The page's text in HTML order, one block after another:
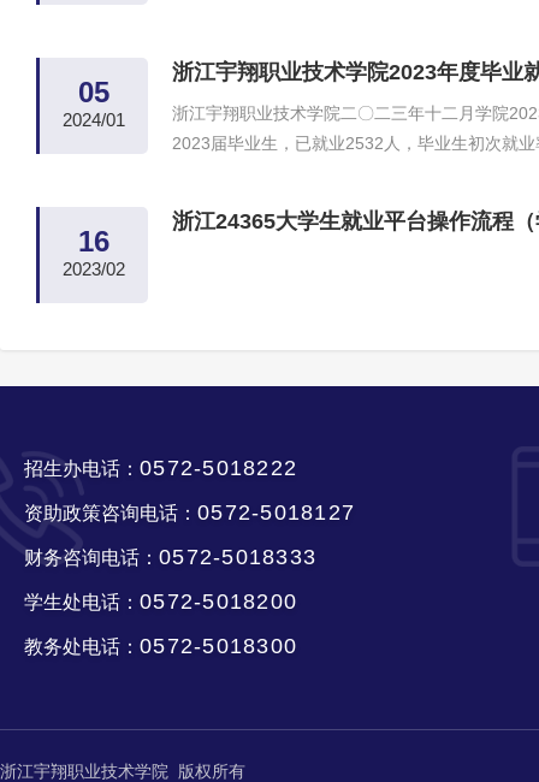
05
2024/01
浙江宇翔职业技术学院2023年度毕业
浙江宇翔职业技术学院二〇二三年十二月学院
2023届毕业生，已就业2532人，毕业生初次就
16
2023/02
浙江24365大学生就业平台操作流程
招生办电话： 0572-5018222
资助政策咨询电话： 0572-5018127
财务咨询电话： 0572-5018333
学生处电话： 0572-5018200
教务处电话： 0572-5018300
浙江宇翔职业技术学院 版权所有